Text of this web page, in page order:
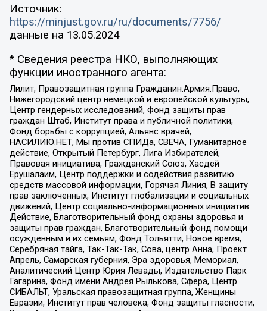
Источник:
https://minjust.gov.ru/ru/documents/7756/
данные на 13.05.2024
* Сведения реестра НКО, выполняющих
функции иностранного агента:
Лилит, Правозащитная группа Гражданин.Армия.Право,
Нижегородский центр немецкой и европейской культуры,
Центр гендерных исследований, Фонд защиты прав
граждан Штаб, Институт права и публичной политики,
Фонд борьбы с коррупцией, Альянс врачей,
НАСИЛИЮ.НЕТ, Мы против СПИДа, СВЕЧА, Гуманитарное
действие, Открытый Петербург, Лига Избирателей,
Правовая инициатива, Гражданский Союз, Хасдей
Ерушалаим, Центр поддержки и содействия развитию
средств массовой информации, Горячая Линия, В защиту
прав заключенных, Институт глобализации и социальных
движений, Центр социально-информационных инициатив
Действие, Благотворительный фонд охраны здоровья и
защиты прав граждан, Благотворительный фонд помощи
осужденным и их семьям, Фонд Тольятти, Новое время,
Серебряная тайга, Так-Так-Так, Сова, центр Анна, Проект
Апрель, Самарская губерния, Эра здоровья, Мемориал,
Аналитический Центр Юрия Левады, Издательство Парк
Гагарина, Фонд имени Андрея Рылькова, Сфера, Центр
СИБАЛЬТ, Уральская правозащитная группа, Женщины
Евразии, Институт прав человека, Фонд защиты гласности,